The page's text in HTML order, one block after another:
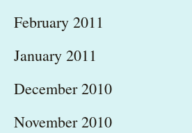
February 2011
January 2011
December 2010
November 2010